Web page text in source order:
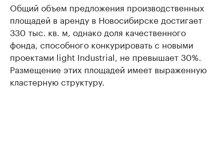
Общий объем предложения производственных
площадей в аренду в Новосибирске достигает
330 тыс. кв. м, однако доля качественного
фонда, способного конкурировать с новыми
проектами light Industrial, не превышает 30%.
Размещение этих площадей имеет выраженную
кластерную структуру.